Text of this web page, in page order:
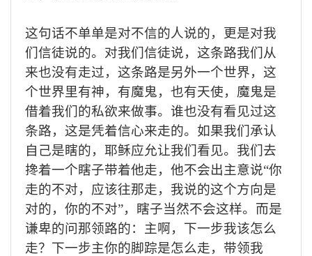
这句话不单单是对不信的人说的，更是对我
们信徒说的。对我们信徒说，这条路我们从
来也没有走过，这条路是另外一个世界，这
个世界里有神，有魔鬼，也有天使，魔鬼是
借着我们的私欲来做事。谁也没有看见过这
条路，这是凭着信心来走的。如果我们承认
自己是瞎的，耶稣应允让我们看见。我们去
搀着一个瞎子带着他走，他不会出主意说“你
走的不对，应该往那走，我说的这个方向是
对的，你的不对”，瞎子当然不会这样。而是
谦卑的问那领路的：主啊，下一步我该怎么
走？下一步主你的脚踪是怎么走，带领我